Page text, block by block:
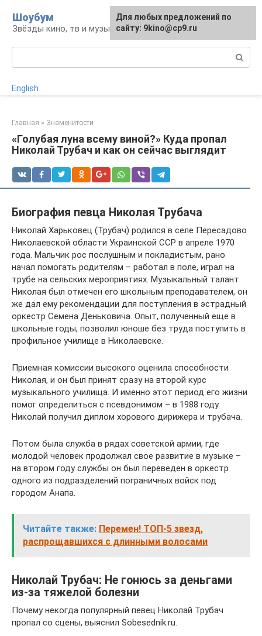
контенту
Шоубум
Звёзды кино, тв и музыки
English
Главная » Знаменитости
«Голубая луна всему виной?» Куда пропал
Николай Трубач и как он сейчас выглядит
Биография певца Николая Трубача
Николай Харьковец (Трубач) родился в селе Пересадово
Николаевской области Украинской ССР в апреле 1970
года. Мальчик рос послушным и покладистым, рано
начал помогать родителям – работал в поле, играл на
трубе на сельских мероприятиях. Музыкальный талант
Николая был отмечен его школьным преподавателем, он
же дал ему рекомендации для поступления в эстрадный
оркестр Семена Деньковича. Опыт, полученный еще в
школьные годы, позволил юноше без труда поступить в
профильное училище в Николаевске.
Приемная комиссии высокого оценила способности
Николая, и он был принят сразу на второй курс
музыкального училища. И именно этот период его жизни
помог определиться с псевдонимом – в 1988 году
Николай получил диплом хорового дирижера и трубача.
Потом была служба в рядах советской армии, где
молодой человек продолжал свое развитие в музыке –
на втором году службы он был переведен в оркестр
одного из подразделений пограничных войск под
городом Анапа.
Читайте также: Перемен! ТОП-5 звезд,
распрощавшихся с длинными волосами
Николай Трубач: Не гонюсь за деньгами
из-за тяжелой болезни
Почему некогда популярный певец Николай Трубач
пропал со сцены, выяснил Sobesednik.ru.
Для любых предложений по
сайту: 9kino@cp9.ru